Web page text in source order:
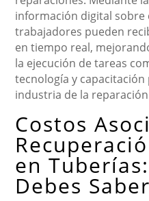
información digital sobre
trabajadores pueden
en tiempo real,
la ejecución de tareas
tecnología y
industria de la
Costos
en
Debes Saber